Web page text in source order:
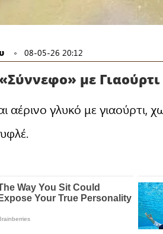
08-05-26 20:12
με Γιαούρτι
αέρινο γλυκό με γιαούρτι,